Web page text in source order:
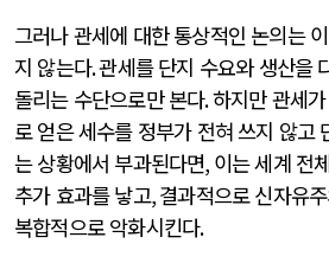
그러나 관세에 대한 통상적인 논의는
지 않는다.관세를 단지 수요와 생산을
돌리는 수단으로만 본다.하지만 관세
로 얻은 세수를 정부가 전혀 쓰지 않고
는 상황에서 부과된다면, 이는 세계 전
추가 효과를 낳고,결과적으로 신자유
복합적으로 악화시킨다.